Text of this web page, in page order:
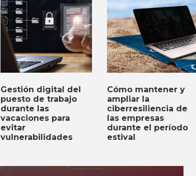
Gestión digital del
puesto de trabajo
durante las
vacaciones para
evitar
vulnerabilidades
Cómo mantener y
ampliar la
ciberresiliencia de
las empresas
durante el período
estival